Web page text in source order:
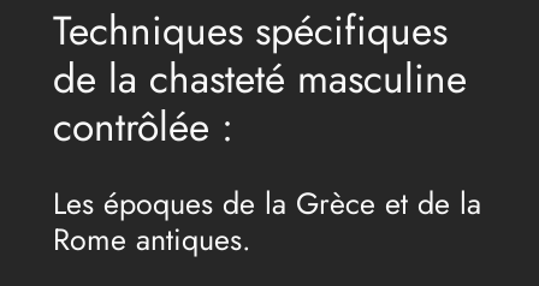
Techniques spécifiques
de la chasteté masculine
contrôlée :
Les époques de la Grèce et de la
Rome antiques.